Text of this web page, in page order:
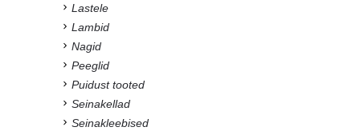
Lastele
Lambid
Nagid
Peeglid
Puidust tooted
Seinakellad
Seinakleebised